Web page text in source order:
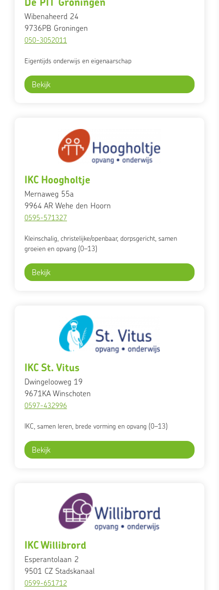
Wibenaheerd 24
9736PB Groningen
050-3052011
Eigentijds onderwijs en eigenaarschap
Bekijk
IKC Hoogholtje
Mernaweg 55a
9964 AR Wehe den Hoorn
0595-571327
Kleinschalig, christelijke/openbaar, dorpsgericht, samen
groeien en opvang (0–13)
Bekijk
IKC St. Vitus
Dwingelooweg 19
9671KAWinschoten
0597-432996
IKC, samen leren, brede vorming en opvang (0–13)
Bekijk
IKC Willibrord
Esperantolaan 2
9501 CZ Stadskanaal
0599-651712